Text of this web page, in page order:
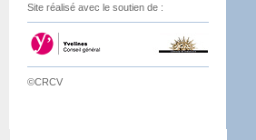
Site réalisé avec le soutien de :
©CRCV